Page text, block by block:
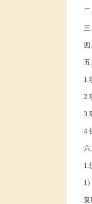
二
三
五
1.
2.
3.
4.
六
1.
1
复